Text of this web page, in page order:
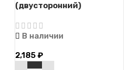
(двусторонний)
В наличии
2,185 ₽